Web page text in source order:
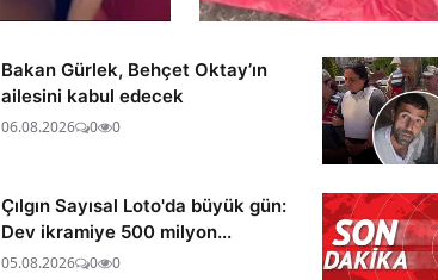
Bakan Gürlek, Behçet Oktay’ın
ailesini kabul edecek
06.08.2026 0 0
Çılgın Sayısal Loto'da büyük gün:
Dev ikramiye 500 milyon...
05.08.2026 0 0